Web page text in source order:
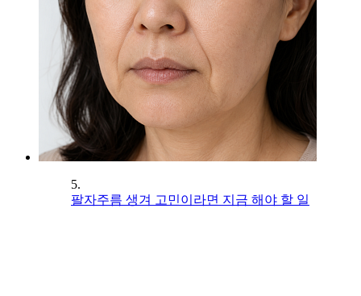
5.
팔자주름 생겨 고민이라면 지금 해야 할 일